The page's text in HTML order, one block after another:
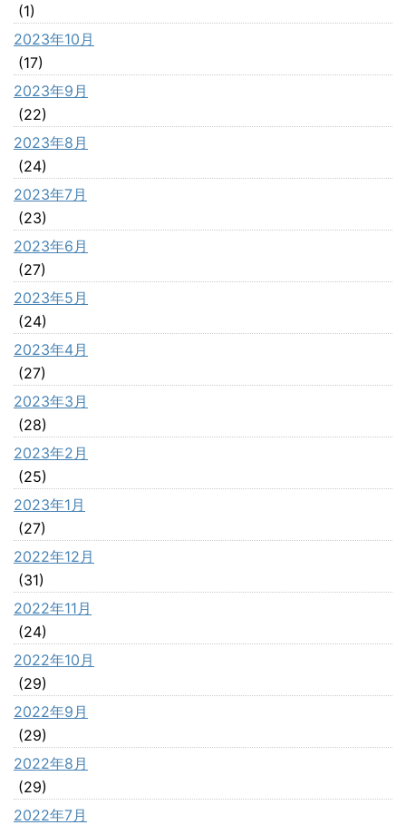
(1)
2023年10月
(17)
2023年9月
(22)
2023年8月
(24)
2023年7月
(23)
2023年6月
(27)
2023年5月
(24)
2023年4月
(27)
2023年3月
(28)
2023年2月
(25)
2023年1月
(27)
2022年12月
(31)
2022年11月
(24)
2022年10月
(29)
2022年9月
(29)
2022年8月
(29)
2022年7月